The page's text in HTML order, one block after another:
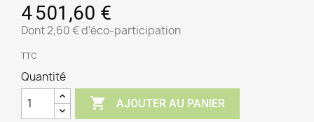
4 501,60 €
Dont 2,60 € d'éco-participation
TTC
Quantité
 AJOUTER AU PANIER